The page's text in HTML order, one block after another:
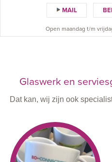
MAIL
Open maandag t/m
Glaswerk en
Dat kan, wij zijn ook